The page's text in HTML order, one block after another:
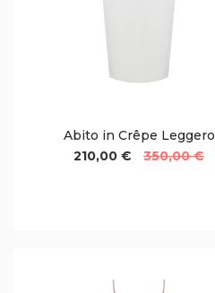
Abito in Crêpe Leggero
210,00 €
350,00 €